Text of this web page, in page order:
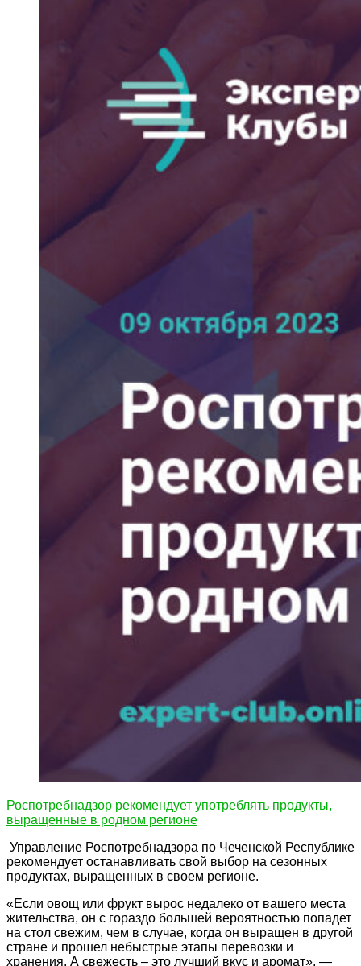
Роспотребнадзор рекомендует употреблять продукты,
выращенные в родном регионе
Управление Роспотребнадзора по Чеченской Республике
рекомендует останавливать свой выбор на сезонных
продуктах, выращенных в своем регионе.
«Если овощ или фрукт вырос недалеко от вашего места
жительства, он с гораздо большей вероятностью попадет
на стол свежим, чем в случае, когда он выращен в другой
стране и прошел небыстрые этапы перевозки и
хранения. А свежесть – это лучший вкус и аромат», —